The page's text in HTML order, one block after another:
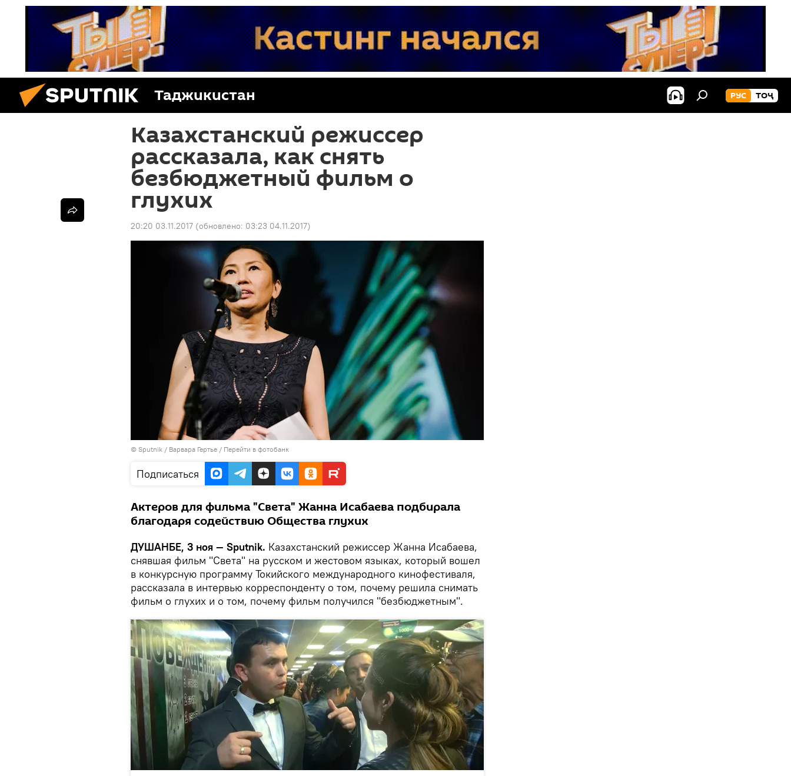
Таджикистан РУС ТОҶ
Казахстанский режиссер
рассказала, как снять
безбюджетный фильм о
глухих
20:20 03.11.2017 (обновлено: 03:23 04.11.2017)
© Sputnik / Варвара Гертье / Перейти в фотобанк
Подписаться
Актеров для фильма "Света" Жанна Исабаева подбирала
благодаря содействию Общества глухих
ДУШАНБЕ, 3 ноя — Sputnik. Казахстанский режиссер Жанна Исабаева,
снявшая фильм "Света" на русском и жестовом языках, который вошел
в конкурсную программу Токийского международного кинофестиваля,
рассказала в интервью корреспонденту о том, почему решила снимать
фильм о глухих и о том, почему фильм получился "безбюджетным".